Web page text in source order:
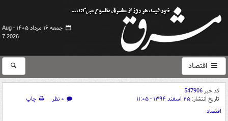
جمعه ۱۶ مرداد ۱۴۰۵ -
Aug
7 2026
اقتصاد
کد خبر547906
تاریخ انتشار: ۲۵ اسفند ۱۳۹۴ - ۱۱:۰۵ ۰ نظر
چاپ
اقتصاد